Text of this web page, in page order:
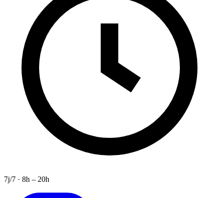
7j/7 · 8h – 20h